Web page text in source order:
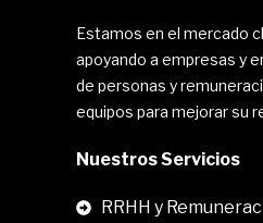
Estamos en el mercado
apoyando a empresas y
de personas y
equipos para mejorar su
Nuestros Servicios
RRHH y